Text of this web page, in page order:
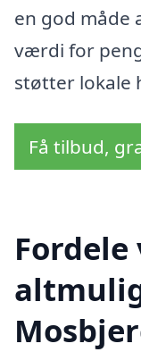
en god måde
værdi for
støtter lokale
Få tilbud,